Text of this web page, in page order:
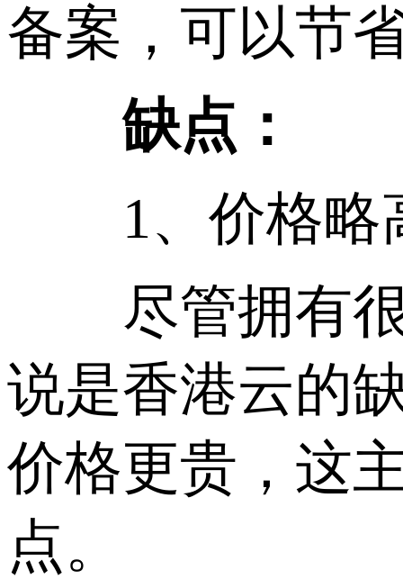
备案，可以节
缺点：
1、价格略
尽管拥有很
说是香港云的
价格更贵，这
点。